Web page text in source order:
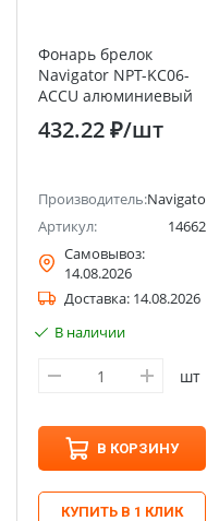
Фонарь брелок
Navigator NPT-KC06-
ACCU алюминиевый
1LED(1Вт)+1СOB
LED(3Вт), 3 режима
432.22 ₽/шт
Производитель:Navigator
Артикул:
14662
Самовывоз:
14.08.2026
Доставка: 14.08.2026
В наличии
шт
В КОРЗИНУ
КУПИТЬ В 1 КЛИК